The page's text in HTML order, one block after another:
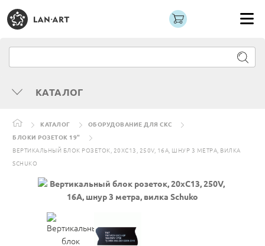
КАТАЛОГ
КАТАЛОГ
ОБОРУДОВАНИЕ ДЛЯ СКС
БЛОКИ РОЗЕТОК 19"
ВЕРТИКАЛЬНЫЙ БЛОК РОЗЕТОК, 20XC13, 250V, 16A, ШНУР 3 МЕТРА, ВИЛКА
SCHUKO